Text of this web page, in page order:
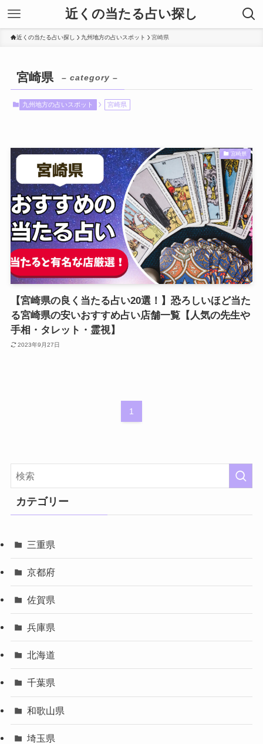
近くの当たる占い探し
近くの当たる占い探し 九州地方の占いスポット 宮崎県
宮崎県 – category –
九州地方の占いスポット 宮崎県
宮崎県
【宮崎県の良く当たる占い20選！】恐ろしいほど当た
る宮崎県の安いおすすめ占い店舗一覧【人気の先生や
手相・タレット・霊視】
2023年9月27日
1
カテゴリー
三重県
京都府
佐賀県
兵庫県
北海道
千葉県
和歌山県
埼玉県